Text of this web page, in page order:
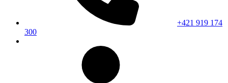
+421 919 174
300